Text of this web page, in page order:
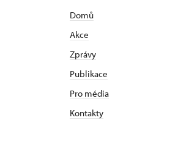
Domů
Akce
Zprávy
Publikace
Pro média
Kontakty